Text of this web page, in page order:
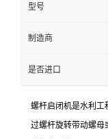
型号
制造商
是否进口
螺杆启闭机是水利工
过螺杆旋转带动螺母